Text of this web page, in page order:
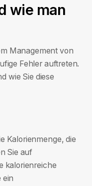
wie man
Management von
Fehler auftreten.
wie Sie diese
Kalorienmenge, die
Sie auf
kalorienreiche
ein